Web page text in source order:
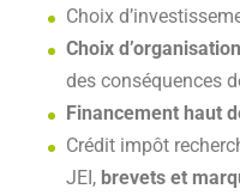
Choix
Choix
des conséquences
Financement haut
Crédit impôt
JEI, brevets et